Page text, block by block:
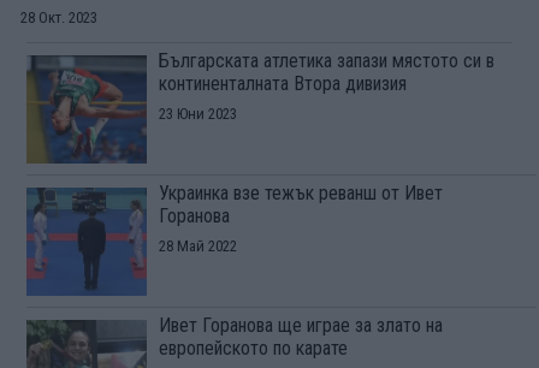
28 Окт. 2023
Българската атлетика запази мястото си в
континенталната Втора дивизия
23 Юни 2023
Украинка взе тежък реванш от Ивет
Горанова
28 Май 2022
Ивет Горанова ще играе за злато на
европейското по карате